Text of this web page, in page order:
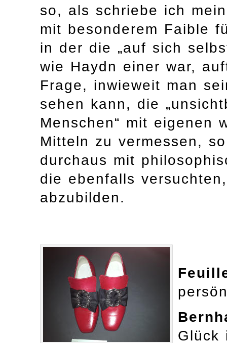
so, als schriebe ich
mit besonderem Faible
in der die „auf sich
wie Haydn einer war,
Frage, inwieweit man
sehen kann, die
Menschen“ mit eigenen
Mitteln zu vermessen,
durchaus mit
die ebenfalls
abzubilden.
Glück